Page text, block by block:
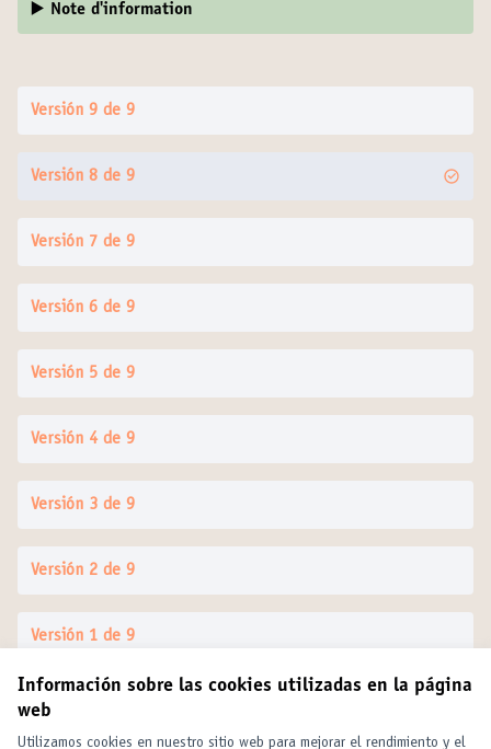
Información sobre las cookies utilizadas en la página
web
Utilizamos cookies en nuestro sitio web para mejorar el rendimiento y el
▶️ Note d'information
Versión 9 de 9
Versión 8 de 9
Versión 7 de 9
Versión 6 de 9
Versión 5 de 9
Versión 4 de 9
Versión 3 de 9
Versión 2 de 9
Versión 1 de 9
Términos y condiciones de uso
Configuración de cookies